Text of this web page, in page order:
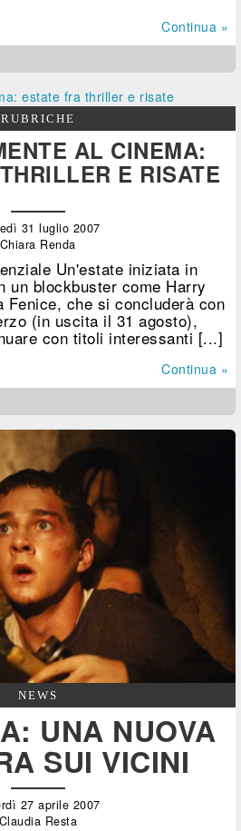
Continua »
RUBRICHE
AL CINEMA:
E RISATE
31 luglio 2007
Chiara Renda
Un'estate iniziata in
un blockbuster come Harry
Fenice, che si concluderà con
(in uscita il 31 agosto),
con titoli interessanti [...]
Continua »
NEWS
UNA NUOVA
SUI VICINI
27 aprile 2007
Claudia Resta